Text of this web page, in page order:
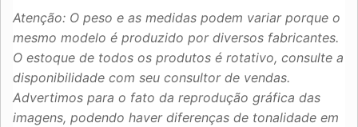
Atenção: O peso e as medidas podem variar porque o
mesmo modelo é produzido por diversos fabricantes.
O estoque de todos os produtos é rotativo, consulte a
disponibilidade com seu consultor de vendas.
Advertimos para o fato da reprodução gráfica das
imagens, podendo haver diferenças de tonalidade em